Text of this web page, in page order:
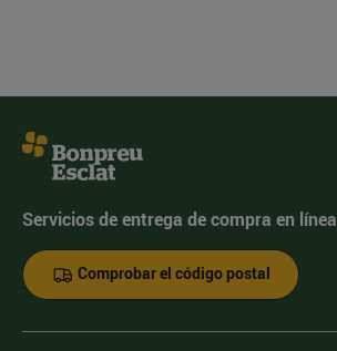
Servicios de entrega de compra en línea
Comprobar el código postal